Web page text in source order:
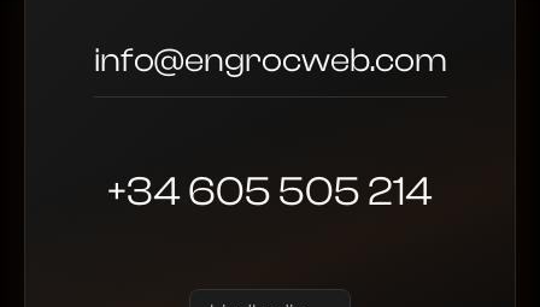
info@engrocweb.com
+34 605 505 214